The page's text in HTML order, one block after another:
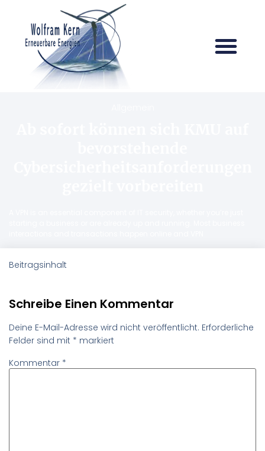
Beitragsinhalt
Schreibe Einen Kommentar
Deine E-Mail-Adresse wird nicht veröffentlicht. Erforderliche
Felder sind mit * markiert
Kommentar *